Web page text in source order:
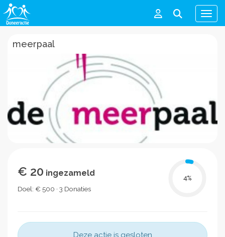
Menu
meerpaal
€ 20 ingezameld
Doel: € 500 · 3 Donaties
4%
Deze actie is gesloten